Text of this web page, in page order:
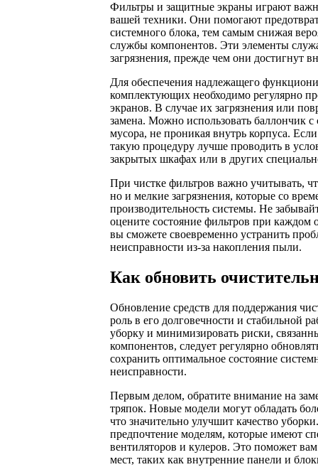
Фильтры и защитные экраны играют
вашей техники. Они помогают
системного блока, тем самым снижая
службы компонентов. Эти элементы
загрязнения, прежде чем они достигнут
Для обеспечения надлежащего
комплектующих необходимо регулярно
экранов. В случае их загрязнения или
замена. Можно использовать баллончик
мусора, не проникая внутрь корпуса.
такую процедуру лучше проводить в
закрытых шкафах или в других
При чистке фильтров важно учитывать,
но и мелкие загрязнения, которые со
производительность системы. Не
оцените состояние фильтров при каждом
вы сможете своевременно устранить
неисправности из-за накопления пыли.
Как обновить
Обновление средств для поддержания
роль в его долговечности и стабильной
уборку и минимизировать риски,
компонентов, следует регулярно
сохранить оптимальное состояние
неисправности.
Первым делом, обратите внимание на
тряпок. Новые модели могут обладать
что значительно улучшит качество
предпочтение моделям, которые имеют
вентиляторов и кулеров. Это поможет
мест, таких как внутренние панели и